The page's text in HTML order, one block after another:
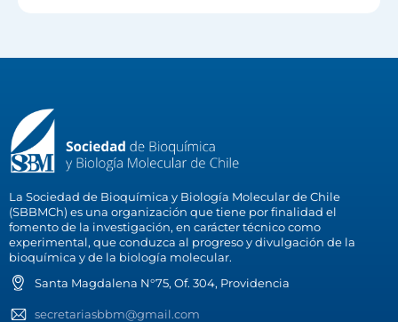
La Sociedad de Bioquímica y Biología Molecular de Chile
(SBBMCh) es una organización que tiene por finalidad el
fomento de la investigación, en carácter técnico como
experimental, que conduzca al progreso y divulgación de la
bioquímica y de la biología molecular.
Santa Magdalena N°75, Of. 304, Providencia
secretariasbbm@gmail.com